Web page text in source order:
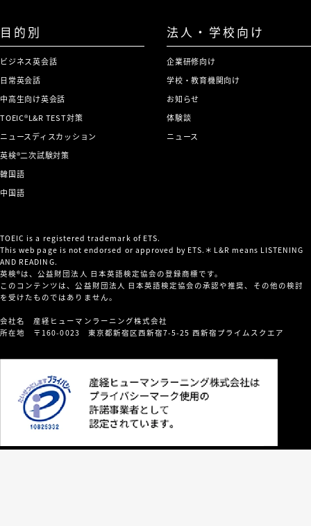
目的別
ビジネス英会話
日常英会話
中高生向け英会話
TOEIC®L&R TEST対策
ニュースディスカッション
英検®二次試験対策
韓国語
中国語
法人・学校向け
企業研修向け
学校・教育機関向け
お知らせ
体験談
ニュース
TOEIC is a registered trademark of ETS.
This web page is not endorsed or approved by ETS.＊L&R means LISTENING
AND READING.
英検®は、公益財団法人 日本英語検定協会の登録商標です。
このコンテンツは、公益財団法人 日本英語検定協会の承認や推奨、その他の検討
を受けたものではありません。
会社名 産経ヒューマンラーニング株式会社
所在地 〒160-0023 東京都新宿区西新宿7-5-25 西新宿プライムスクエア